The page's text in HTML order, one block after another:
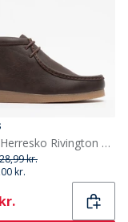
Deakins Herresko Rivington Brun PU
kr.
kr.